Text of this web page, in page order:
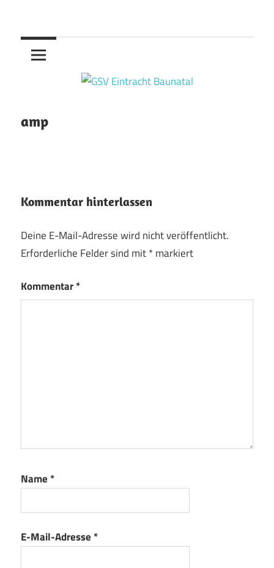
springen
GSV
Eintracht
Baunatal
amp
Kommentar hinterlassen
Deine E-Mail-Adresse wird nicht veröffentlicht.
Erforderliche Felder sind mit*markiert
Kommentar*
Name *
E-Mail-Adresse *